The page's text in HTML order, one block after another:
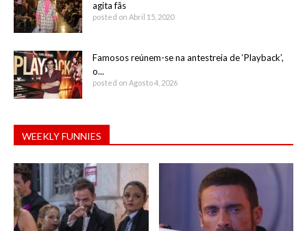
agita fãs
posted on Abril 15, 2020
Famosos reúnem-se na antestreia de ‘Playback’,
o...
posted on Agosto 4, 2026
WEEKLY FUNNIES